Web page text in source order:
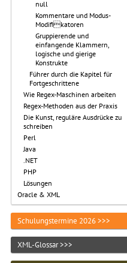
null
Kommentare und Modus-
Modifikatoren
Gruppierende und
einfangende Klammern,
logische und gierige
Konstrukte
Führer durch die Kapitel für
Fortgeschrittene
Wie Regex-Maschinen arbeiten
Regex-Methoden aus der Praxis
Die Kunst, reguläre Ausdrücke zu
schreiben
Perl
Java
.NET
PHP
Lösungen
Oracle & XML
Schulungstermine 2026 >>>
XML-Glossar >>>